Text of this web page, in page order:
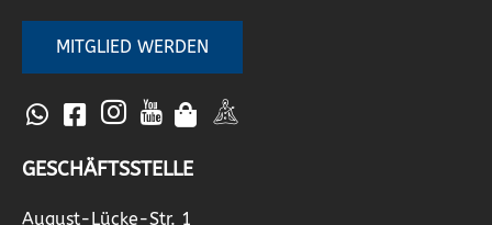
MITGLIED WERDEN
GESCHÄFTSSTELLE
August-Lücke-Str. 1